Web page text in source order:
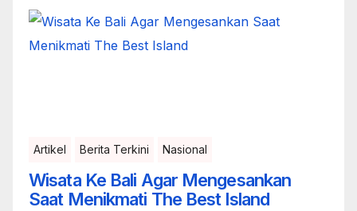
Artikel Berita Terkini Nasional
Wisata Ke Bali Agar Mengesankan
Saat Menikmati The Best Island